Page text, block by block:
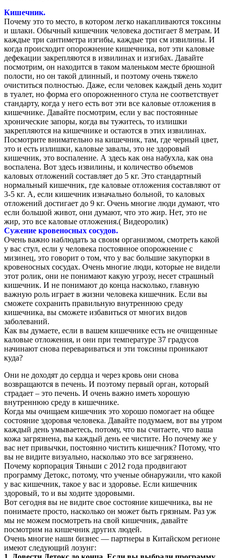
Кишечник.
Почему это то место, в котором легко накапливаются токсины
и шлаки. Обычный кишечник человека достигает 8 метрам. И
каждые три сантиметра изгибы, каждые три см извилины. И
когда происходит опорожнение кишечника, вот эти каловые
дефекации закрепляются в извилинах и изгибах. Давайте
посмотрим, он находится в таком маленьком месте брюшной
полости, но он такой длинный, и поэтому очень тяжело
очиститься полностью. Даже, если человек каждый день ходит
в туалет, но форма его опорожненного стула не соответствует
стандарту, когда у него есть вот эти все каловые отложения в
кишечнике. Давайте посмотрим, если у вас постоянные
хронические запоры, когда вы тужитесь, то излишки
закрепляются на кишечнике и остаются в этих извилинах.
Посмотрите внимательно на кишечник, там, где черный цвет,
это и есть излишки, каловые завалы, это не здоровый
кишечник, это воспаление. А здесь как она набухла, как она
воспалена. Вот здесь извилины, и количество объемов
каловых отложений составляет до 5 кг. Это стандартный
нормальный кишечник, где каловые отложения составляют от
3-5 кг. А, если кишечник изначально больной, то каловых
отложений достигает до 9 кг. Очень многие люди думают, что
если большой живот, они думают, что это жир. Нет, это не
жир, это все каловые отложения.( Видеоролик)
Сужение кровеносных сосудов.
Очень важно наблюдать за своим организмом, смотреть какой
у вас стул, если у человека постоянное опорожнение с
мизинец, это говорит о том, что у вас большие закупорки в
кровеносных сосудах. Очень многие люди, которые не видели
этот ролик, они не понимают какую угрозу, несет страшный
кишечник. И не понимают до конца насколько, главную
важную роль играет в жизни человека кишечник. Если вы
сможете сохранить правильную внутреннюю среду
кишечника, вы сможете избавиться от многих видов
заболеваний.
Как вы думаете, если в вашем кишечнике есть не очищенные
каловые отложения, и они при температуре 37 градусов
начинают снова перевариваться и эти токсины проникают
куда?
Они не доходят до сердца и через кровь они снова
возвращаются в печень. И поэтому первый орган, который
страдает – это печень. И очень важно иметь хорошую
внутреннюю среду в кишечнике.
Когда мы очищаем кишечник это хорошо помогает на общее
состояние здоровья человека. Давайте подумаем, вот вы утром
каждый день умываетесь, потому, что вы считаете, что ваша
кожа загрязнена, вы каждый день ее чистите. Но почему же у
вас нет привычки, постоянно чистить кишечник? Потому, что
вы не видите визуально, насколько это все загрязнено.
Почему корпорация Тяньши с 2012 года продвигают
программу Детокс, потому, что ученые обнаружили, что какой
у вас кишечник, такое у вас и здоровье. Если кишечник
здоровый, то и вы ходите здоровыми.
Вот сегодня вы не видите свое состояние кишечника, вы не
понимаете просто, насколько он может быть грязным. Раз уж
мы не можем посмотреть на свой кишечник, давайте
посмотрим на кишечник других людей.
Очень многие наши бизнес — партнеры в Китайском регионе
имеют следующий лозунг: